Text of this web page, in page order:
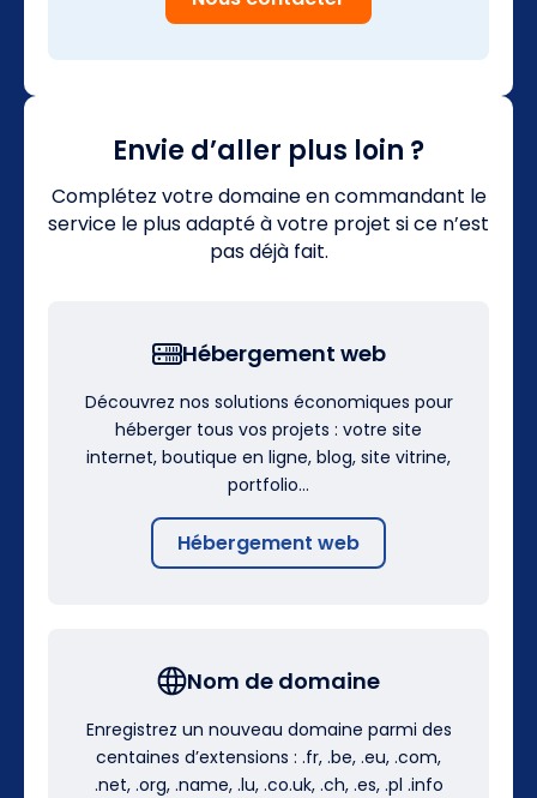
Envie d’aller plus loin ?
Complétez votre domaine en commandant le
service le plus adapté à votre projet si ce n’est
pas déjà fait.
Hébergement web
Découvrez nos solutions économiques pour
héberger tous vos projets : votre site
internet, boutique en ligne, blog, site vitrine,
portfolio…
Hébergement web
Nom de domaine
Enregistrez un nouveau domaine parmi des
centaines d’extensions : .fr, .be, .eu, .com,
.net, .org, .name, .lu, .co.uk, .ch, .es, .pl .info